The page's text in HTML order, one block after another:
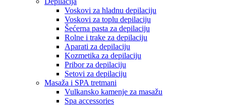
Voskovi za hladnu depilaciju
Voskovi za toplu depilaciju
Šećerna pasta za depilaciju
Rolne i trake za depilaciju
Aparati za depilaciju
Kozmetika za depilaciju
Pribor za depilaciju
Setovi za depilaciju
Masaža i SPA tretmani
Vulkansko kamenje za masažu
Spa accessories